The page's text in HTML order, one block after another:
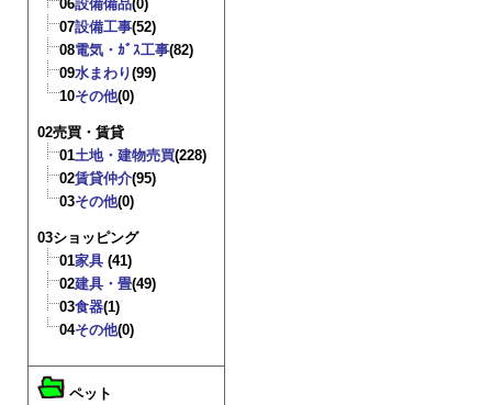
06設備備品(0)
07設備工事(52)
08電気・ｶﾞｽ工事(82)
09水まわり(99)
10その他(0)
02売買・賃貸
01土地・建物売買(228)
02賃貸仲介(95)
03その他(0)
03ショッピング
01家具 (41)
02建具・畳(49)
03食器(1)
04その他(0)
ペット